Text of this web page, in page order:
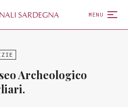
SARDEGNA MENU
Archeologico